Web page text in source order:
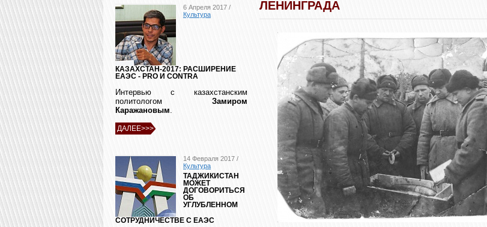
6 Апреля 2017 /
Культура
КАЗАХСТАН-2017: РАСШИРЕНИЕ
ЕАЭС - PRO И CONTRA
Интервью с казахстанским
политологом Замиром
Каражановым.
ДАЛЕЕ>>>
14 Февраля 2017 /
Культура
ТАДЖИКИСТАН
МОЖЕТ
ДОГОВОРИТЬСЯ
ОБ
УГЛУБЛЕННОМ
СОТРУДНИЧЕСТВЕ С ЕАЭС
ЛЕНИНГРАДА